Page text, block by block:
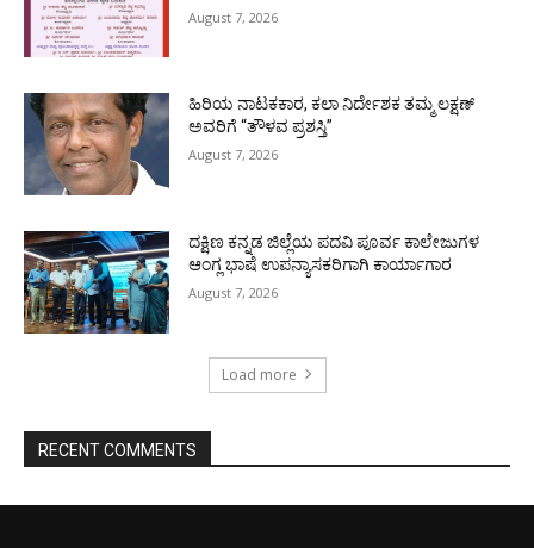
August 7, 2026
ಹಿರಿಯ ನಾಟಕಕಾರ, ಕಲಾ ನಿರ್ದೇಶಕ ತಮ್ಮ ಲಕ್ಷಣ್
ಅವರಿಗೆ “ತೌಳವ ಪ್ರಶಸ್ತಿ”
August 7, 2026
ದಕ್ಷಿಣ ಕನ್ನಡ ಜಿಲ್ಲೆಯ ಪದವಿ ಪೂರ್ವ ಕಾಲೇಜುಗಳ
ಆಂಗ್ಲ ಭಾಷೆ ಉಪನ್ಯಾಸಕರಿಗಾಗಿ ಕಾರ್ಯಾಗಾರ
August 7, 2026
Load more
RECENT COMMENTS